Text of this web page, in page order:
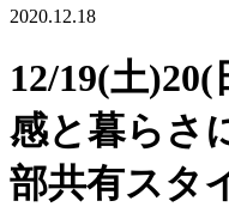
2020.12.18
12/19(土
感と暮らさ
部共有スタ